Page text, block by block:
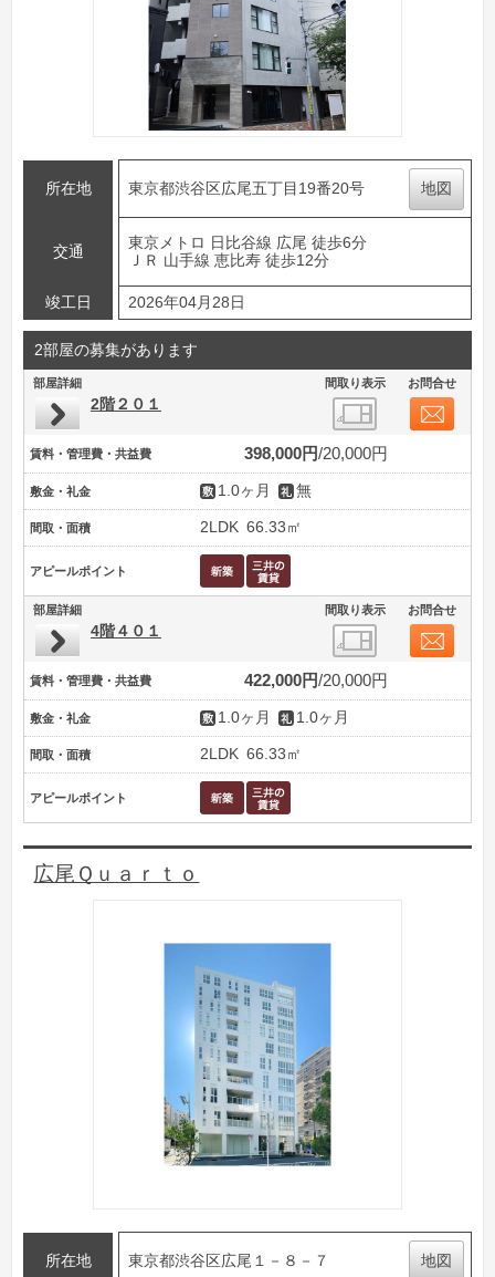
所在地 東京都渋谷区広尾五丁目19番20号 地図
交通
東京メトロ 日比谷線 広尾 徒歩6分
ＪＲ 山手線 恵比寿 徒歩12分
竣工日 2026年04月28日
2部屋の募集があります
部屋詳細 間取り表示 お問合せ
2階２０１
賃料・管理費・共益費 398,000円 20,000円
敷金・礼金 1.0ヶ月 無
間取・面積 2LDK 66.33㎡
アピールポイント
部屋詳細 間取り表示 お問合せ
4階４０１
賃料・管理費・共益費 422,000円 20,000円
敷金・礼金 1.0ヶ月 1.0ヶ月
間取・面積 2LDK 66.33㎡
アピールポイント
広尾Ｑｕａｒｔｏ
所在地 東京都渋谷区広尾１－８－７ 地図